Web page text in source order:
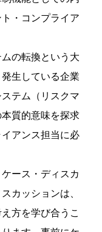
・コンプライア
の転換という大
生している企業
テム（リスクマ
質的意味を探求
アンス担当に必
ース・ディスカ
カッションは、
方を学び合うこ